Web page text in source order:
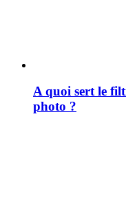
A quoi sert le
photo ?